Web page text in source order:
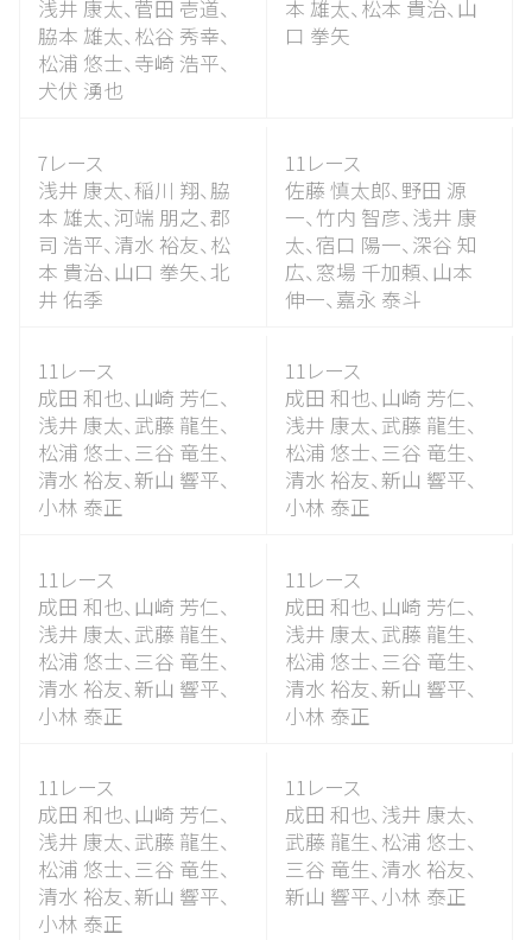
浅井 康太、 菅田 壱道、
脇本 雄太、 松谷 秀幸、
松浦 悠士、 寺崎 浩平、
犬伏 湧也
本 雄太、 松本 貴治、 山
口 拳矢
7レース
浅井 康太、稲川 翔、 脇
本 雄太、 河端 朋之、郡
司 浩平、 清水 裕友、 松
本 貴治、 山口 拳矢、北
井 佑季
11レース
佐藤 慎太郎、 野田 源
一、竹内 智彦、 浅井 康
太、宿口 陽一、 深谷 知
広、 窓場 千加頼、 山本
伸一、 嘉永 泰斗
11レース
成田 和也、 山崎 芳仁、
浅井 康太、 武藤 龍生、
松浦 悠士、 三谷 竜生、
清水 裕友、新山 響平、
小林 泰正
11レース
成田 和也、 山崎 芳仁、
浅井 康太、 武藤 龍生、
松浦 悠士、 三谷 竜生、
清水 裕友、新山 響平、
小林 泰正
11レース
成田 和也、 山崎 芳仁、
浅井 康太、 武藤 龍生、
松浦 悠士、 三谷 竜生、
清水 裕友、 新山 響平、
小林 泰正
11レース
成田 和也、 山崎 芳仁、
浅井 康太、 武藤 龍生、
松浦 悠士、 三谷 竜生、
清水 裕友、 新山 響平、
小林 泰正
11レース
成田 和也、 山崎 芳仁、
浅井 康太、 武藤 龍生、
松浦 悠士、 三谷 竜生、
清水 裕友、新山 響平、
小林 泰正
11レース
成田 和也、 浅井 康太、
武藤 龍生、 松浦 悠士、
三谷 竜生、 清水 裕友、
新山 響平、 小林 泰正